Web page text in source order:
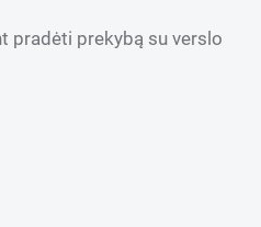
pradėti prekybą su verslo